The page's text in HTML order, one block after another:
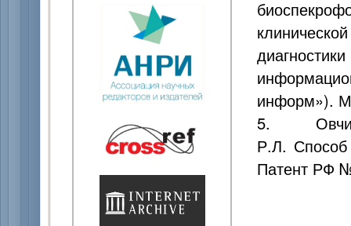
информ»).
5.
Р.Л. Способ
Патент РФ